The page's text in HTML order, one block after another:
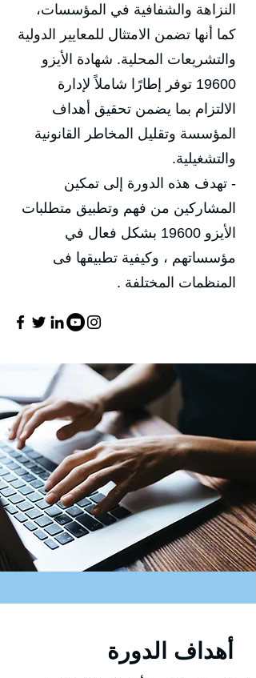
النزاهة والشفافية في المؤسسات،
كما أنها تضمن الامتثال للمعايير الدولية
والتشريعات المحلية. شهادة الأيزو
19600 توفر إطارًا شاملاً لإدارة
الالتزام بما يضمن تحقيق أهداف
المؤسسة وتقليل المخاطر القانونية
والتشغيلية.
- تهدف هذه الدورة إلى تمكين
المشاركين من فهم وتطبيق متطلبات
الأيزو 19600 بشكل فعال في
مؤسساتهم ، وكيفية تطبيقها فى
المنظمات المختلفة .